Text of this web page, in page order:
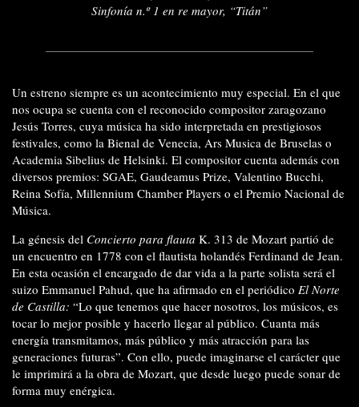
Sinfonía n.º 1 en re mayor, “Titán”
Un estreno siempre es un acontecimiento muy especial. En el que
nos ocupa se cuenta con el reconocido compositor zaragozano
Jesús Torres, cuya música ha sido interpretada en prestigiosos
festivales, como la Bienal de Venecia, Ars Musica de Bruselas o
Academia Sibelius de Helsinki. El compositor cuenta además con
diversos premios: SGAE, Gaudeamus Prize, Valentino Bucchi,
Reina Sofía, Millennium Chamber Players o el Premio Nacional de
Música.
La génesis del Concierto para flauta K. 313 de Mozart partió de
un encuentro en 1778 con el flautista holandés Ferdinand de Jean.
En esta ocasión el encargado de dar vida a la parte solista será el
suizo Emmanuel Pahud, que ha afirmado en el periódico El Norte
de Castilla: “Lo que tenemos que hacer nosotros, los músicos, es
tocar lo mejor posible y hacerlo llegar al público. Cuanta más
energía transmitamos, más público y más atracción para las
generaciones futuras”. Con ello, puede imaginarse el carácter que
le imprimirá a la obra de Mozart, que desde luego puede sonar de
forma muy enérgica.